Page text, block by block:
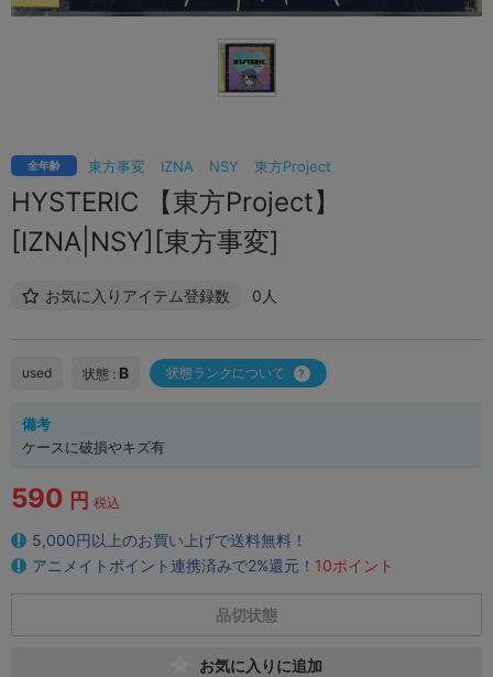
東方事変 IZNA NSY 東方Project
全年齢
HYSTERIC 【東方Project】
[IZNA|NSY][東方事変]
お気に入りアイテム登録数 0人
used 状態 : B 状態ランクについて
備考
ケースに破損やキズ有
590 円 税込
5,000円以上のお買い上げで送料無料！
アニメイトポイント連携済みで2%還元！ 10ポイント
品切状態
お気に入りに追加